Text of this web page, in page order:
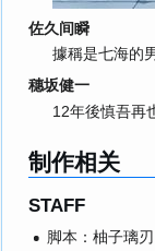
佐久间瞬
據稱是七海的
穗坂健一
12年後慎吾再
制作相关
STAFF
脚本：柚子璃